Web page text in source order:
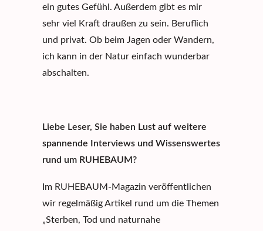
ein gutes Gefühl. Außerdem gibt es mir
sehr viel Kraft draußen zu sein. Beruflich
und privat. Ob beim Jagen oder Wandern,
ich kann in der Natur einfach wunderbar
abschalten.
Liebe Leser, Sie haben Lust auf weitere
spannende Interviews und Wissenswertes
rund um RUHEBAUM?
Im RUHEBAUM-Magazin veröffentlichen
wir regelmäßig Artikel rund um die Themen
„Sterben, Tod und naturnahe